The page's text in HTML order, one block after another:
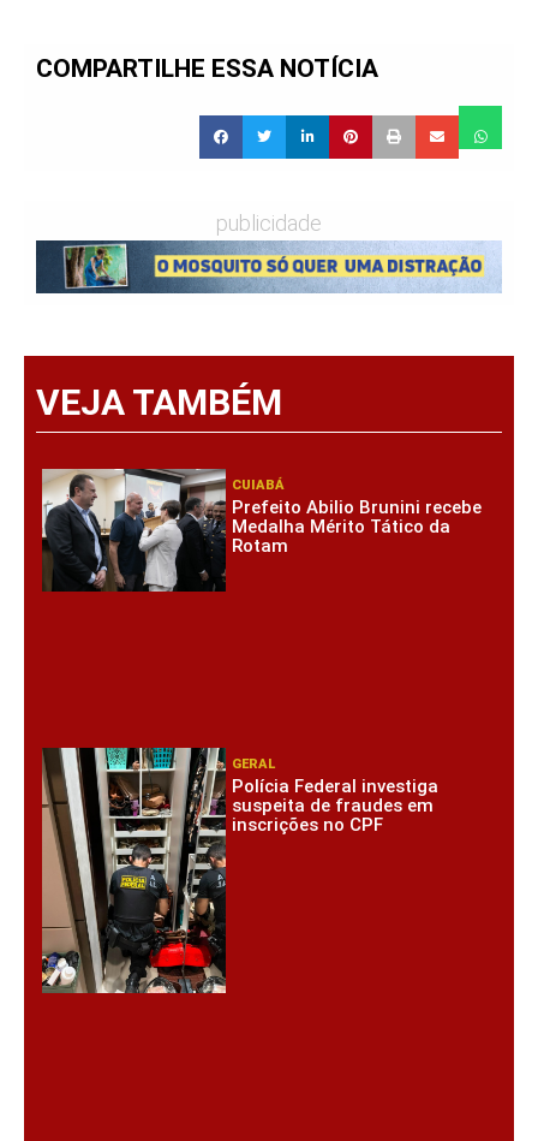
COMPARTILHE ESSA NOTÍCIA
publicidade
VEJA TAMBÉM
CUIABÁ
Prefeito Abilio Brunini recebe
Medalha Mérito Tático da
Rotam
GERAL
Polícia Federal investiga
suspeita de fraudes em
inscrições no CPF